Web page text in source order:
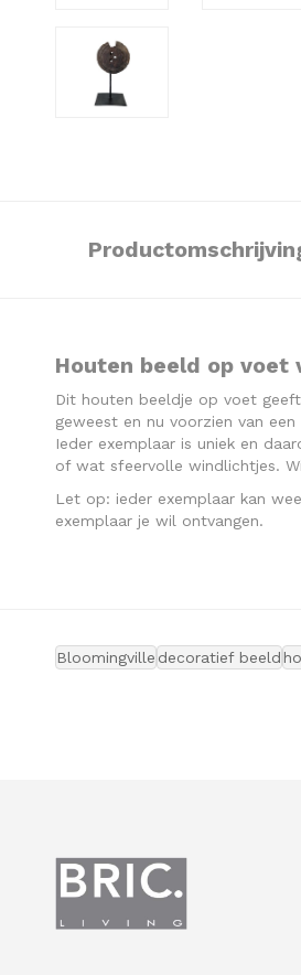
Houten beeld op voet
Dit houten beeldje op voet
geweest en nu voorzien van
Ieder exemplaar is uniek en
of wat sfeervolle windlichtjes.
Let op: ieder exemplaar kan
exemplaar je wil ontvangen.
Bloomingville decoratief beeld